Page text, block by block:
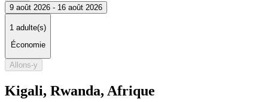
9 août 2026 - 16 août 2026
1 adulte(s)
Économie
Allons-y
Kigali, Rwanda, Afrique